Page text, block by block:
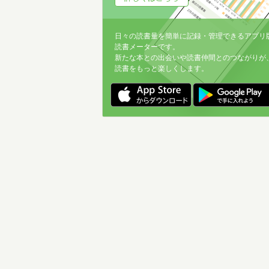
日々の読書量を簡単に記録・管理できるアプリ
読書メーターです。
新たな本との出会いや読書仲間とのつながりが
読書をもっと楽しくします。